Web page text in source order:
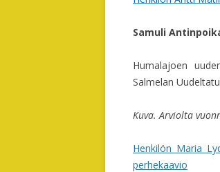
Samuli
Humalajoen
Salmelan
Kuva. Arviolta
Henkilön Maria
perhekaavio